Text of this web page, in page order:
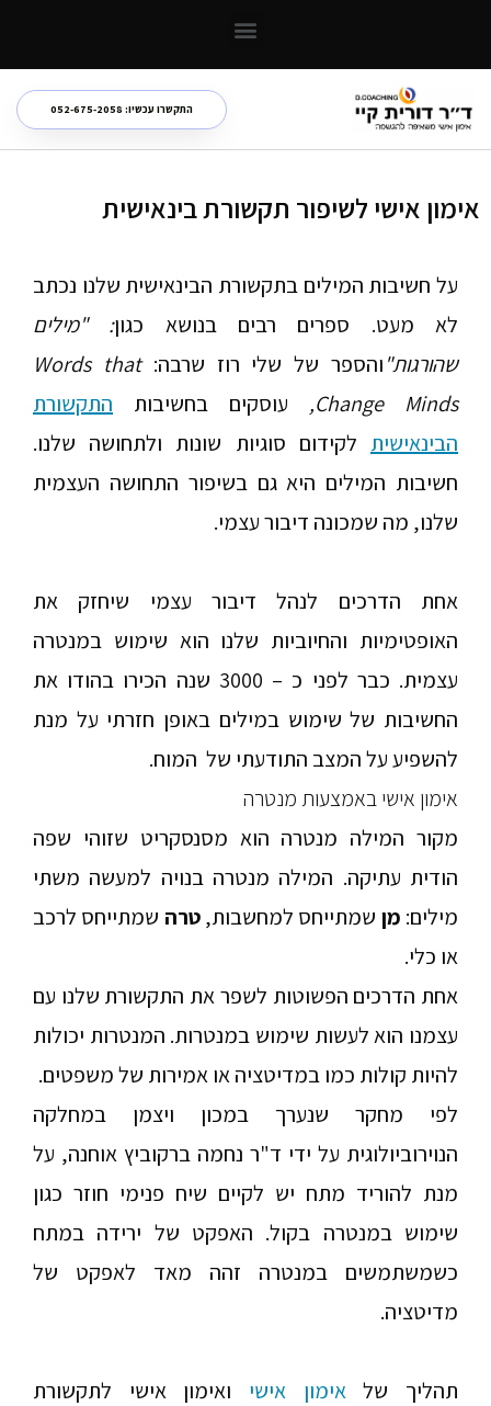
התקשרו עכשיו: 052-675-2058
אימון אישי לשיפור תקשורת בינאישית
על חשיבות המילים בתקשורת הבינאישית שלנו נכתב
לא מעט. ספרים רבים בנושא כגון: "מילים
שהורגות"והספר של שלי רוז שרבה:Words that
Change Minds,
עוסקים בחשיבות התקשורת
הבינאישית לקידום סוגיות שונות ולתחושה שלנו.
חשיבות המילים היא גם בשיפור התחושה העצמית
שלנו, מה שמכונה דיבור עצמי.
אחת הדרכים לנהל דיבור עצמי שיחזק את
האופטימיות והחיוביות שלנו הוא שימוש במנטרה
עצמית. כבר לפני כ – 3000 שנה הכירו בהודו את
החשיבות של שימוש במילים באופן חזרתי על מנת
להשפיע על המצב התודעתי של המוח.
אימון אישי באמצעות מנטרה
מקור המילה מנטרה הוא מסנסקריט שזוהי שפה
הודית עתיקה. המילה מנטרה בנויה למעשה משתי
מילים: מן שמתייחס למחשבות,טרה שמתייחס לרכב
או כלי.
אחת הדרכים הפשוטות לשפר את התקשורת שלנו עם
עצמנו הוא לעשות שימוש במנטרות. המנטרות יכולות
להיות קולות כמו במדיטציה או אמירות של משפטים.
לפי מחקר שנערך במכון ויצמן במחלקה
הנוירוביולוגית על ידי ד"ר נחמה ברקוביץ אוחנה, על
מנת להוריד מתח יש לקיים שיח פנימי חוזר כגון
שימוש במנטרה בקול. האפקט של ירידה במתח
כשמשתמשים במנטרה זהה מאד לאפקט של
מדיטציה.
תהליך שלאימון אישי ואימון אישי לתקשורת